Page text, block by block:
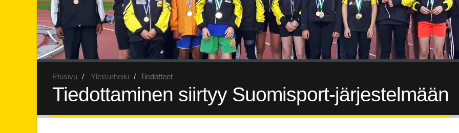
Etusivu Yleisurheilu Tiedotteet
Tiedottaminen siirtyy Suomisport-järjestelmään